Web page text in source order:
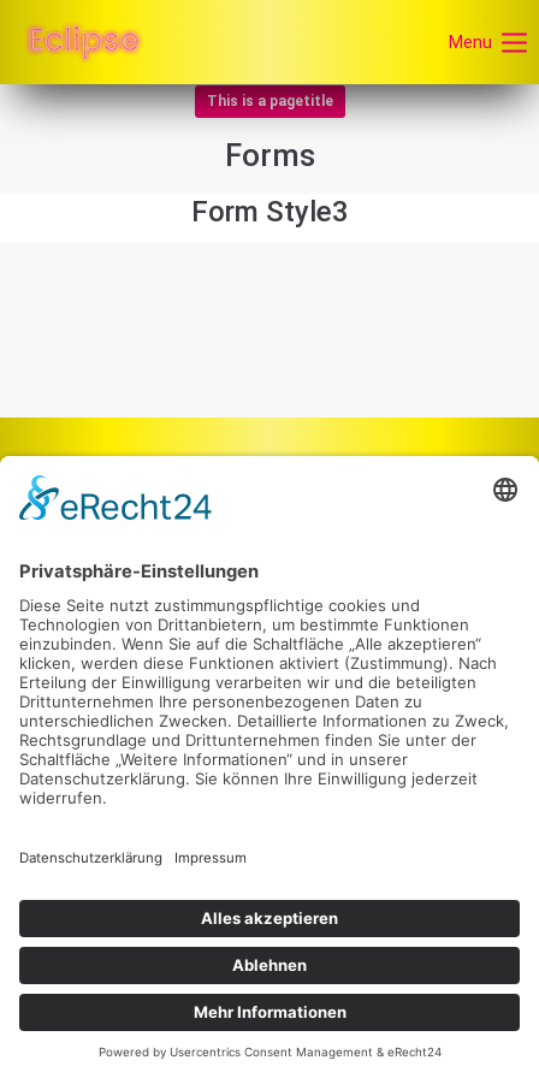
Menu
This is a pagetitle
Forms
Form Style3
Der Eintrag "13694" existiert leider nicht.
© 2026 Rosendahl GmbH
Kontakt
Impressum Datenschutz